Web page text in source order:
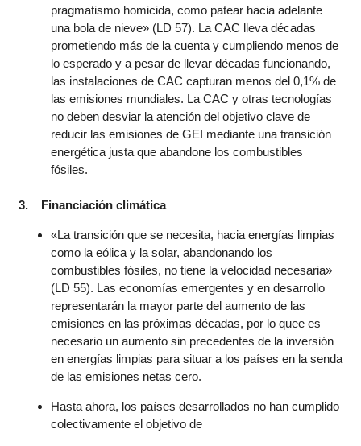
pragmatismo homicida, como patear hacia adelante
una bola de nieve» (LD 57). La CAC lleva décadas
prometiendo más de la cuenta y cumpliendo menos de
lo esperado y a pesar de llevar décadas funcionando,
las instalaciones de CAC capturan menos del 0,1% de
las emisiones mundiales. La CAC y otras tecnologías
no deben desviar la atención del objetivo clave de
reducir las emisiones de GEI mediante una transición
energética justa que abandone los combustibles
fósiles.
3. Financiación climática
«La transición que se necesita, hacia energías limpias
como la eólica y la solar, abandonando los
combustibles fósiles, no tiene la velocidad necesaria»
(LD 55). Las economías emergentes y en desarrollo
representarán la mayor parte del aumento de las
emisiones en las próximas décadas, por lo quee es
necesario un aumento sin precedentes de la inversión
en energías limpias para situar a los países en la senda
de las emisiones netas cero.
Hasta ahora, los países desarrollados no han cumplido
colectivamente el objetivo de